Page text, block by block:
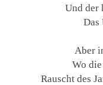
Und der
Das
Aber
Wo
Rauscht des